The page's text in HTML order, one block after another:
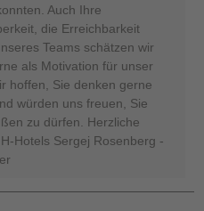
Auch Ihre
die Erreichbarkeit
Teams schätzen wir
als Motivation für unser
hoffen, Sie denken gerne
würden uns freuen, Sie
zu dürfen. Herzliche
Hotels Sergej Rosenberg -